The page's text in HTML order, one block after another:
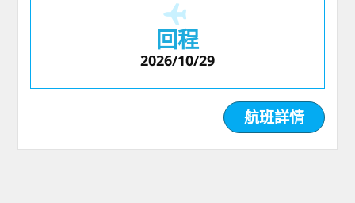
回程
2026/10/29
航班詳情